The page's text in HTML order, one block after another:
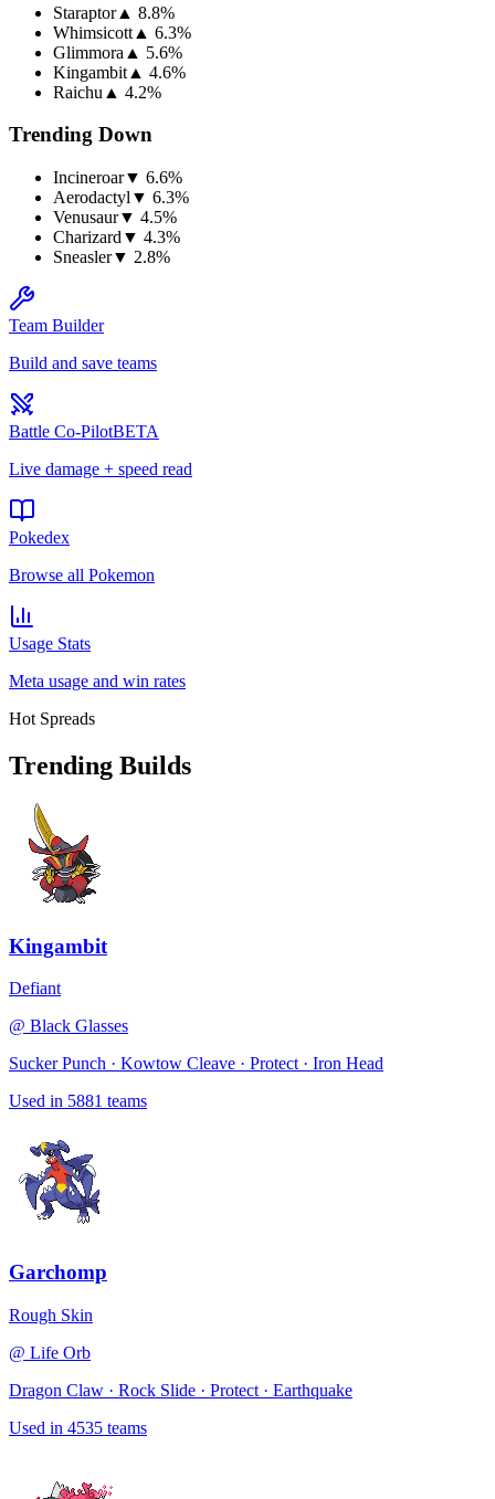
Staraptor▲ 8.8%
Whimsicott ▲ 6.3%
Glimmora ▲ 5.6%
Kingambit ▲ 4.6%
Raichu ▲ 4.2%
Trending Down
Incineroar▼ 6.6%
Aerodactyl ▼ 6.3%
Venusaur▼ 4.5%
Charizard ▼ 4.3%
Sneasler▼ 2.8%
Team Builder
Build and save teams
Battle Co-PilotBETA
Live damage + speed read
Pokedex
Browse all Pokemon
Usage Stats
Meta usage and win rates
Hot Spreads
Trending Builds
Kingambit
Defiant
@ Black Glasses
Sucker Punch · Kowtow Cleave · Protect · Iron Head
Used in 5881 teams
Garchomp
Rough Skin
@ Life Orb
Dragon Claw · Rock Slide · Protect · Earthquake
Used in 4535 teams